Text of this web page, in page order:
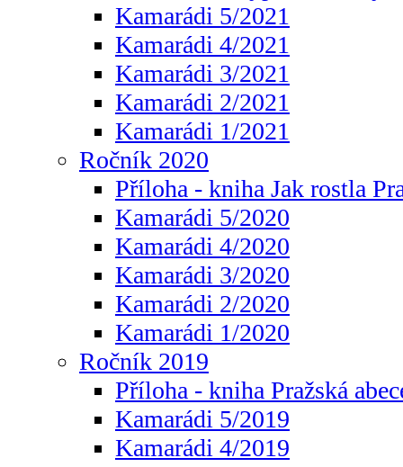
Kamarádi 5/2021
Kamarádi 4/2021
Kamarádi 3/2021
Kamarádi 2/2021
Kamarádi 1/2021
Ročník 2020
Příloha - kniha Jak rostla
Kamarádi 5/2020
Kamarádi 4/2020
Kamarádi 3/2020
Kamarádi 2/2020
Kamarádi 1/2020
Ročník 2019
Příloha - kniha Pražská
Kamarádi 5/2019
Kamarádi 4/2019